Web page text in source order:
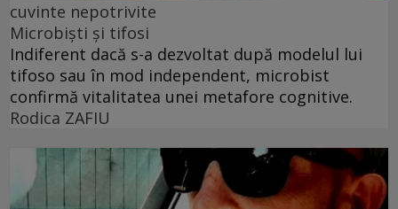
cuvinte nepotrivite
Microbiști și tifosi
Indiferent dacă s-a dezvoltat după modelul lui
tifoso sau în mod independent, microbist
confirmă vitalitatea unei metafore cognitive.
Rodica ZAFIU